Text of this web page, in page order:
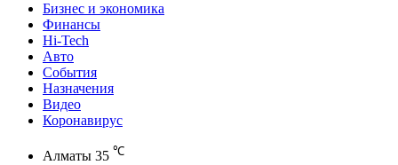
Бизнес и экономика
Финансы
Hi-Tech
Авто
События
Назначения
Видео
Коронавирус
Алматы 35 ℃